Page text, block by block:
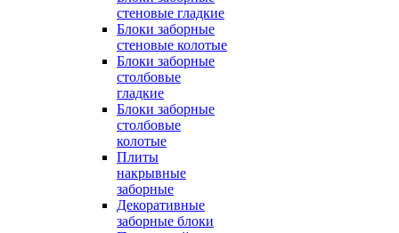
стеновые гладкие
Блоки заборные
стеновые колотые
Блоки заборные
столбовые
гладкие
Блоки заборные
столбовые
колотые
Плиты
накрывные
заборные
Декоративные
заборные блоки